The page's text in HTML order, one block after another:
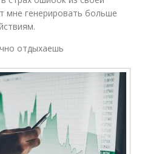
мне генерировать больше
отдыхаешь